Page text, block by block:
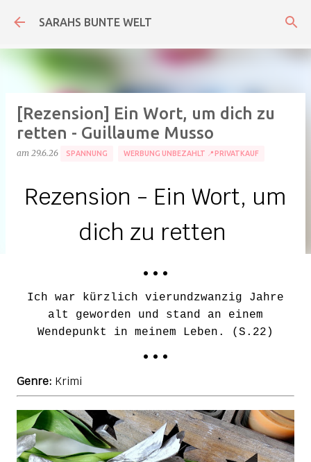
Direkt zum Hauptbereich
SARAHS BUNTE WELT
[Rezension] Ein Wort, um dich zu
retten - Guillaume Musso
am 29.6.26 SPANNUNG WERBUNG UNBEZAHLT 📍PRIVATKAUF
Rezension - Ein Wort, um
dich zu retten
• • •
Ich war kürzlich vierundzwanzig Jahre
alt geworden und stand an einem
Wendepunkt in meinem Leben. (S.22)
• • •
Genre: Krimi